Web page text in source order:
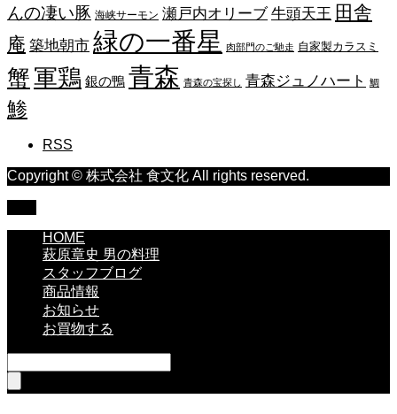
んの凄い豚 海峡サーモン 瀬戸内オリーブ 牛頭天王 田舎
庵 築地朝市 緑の一番星 肉部門のご馳走 自家製カラスミ
蟹軍鶏 銀の鴨 青森 青森の宝探し 青森ジュノハート 鯛
鯵
RSS
Copyright © 株式会社 食文化 All rights reserved.
HOME
萩原章史 男の料理
スタッフブログ
商品情報
お知らせ
お買物する